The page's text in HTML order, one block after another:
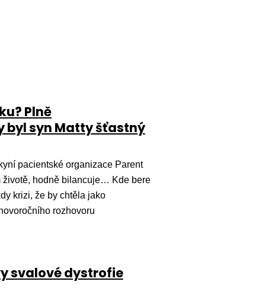
Plně
byl syn Matty šťastný
pacientské organizace Parent
životě, hodně bilancuje… Kde bere
krizi, že by chtěla jako
rozhovoru
svalové dystrofie